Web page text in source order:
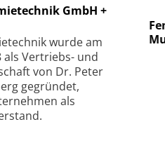
GmbH +
wurde am
als Vertriebs- und
von Dr. Peter
gegründet,
als
GmbH
Raum